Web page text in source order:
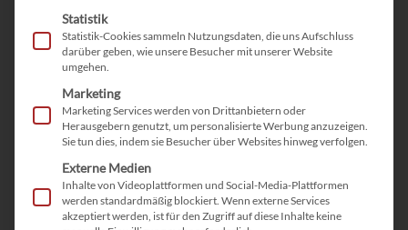
von Stellenanzeigen, während kostenfreie Portale
sowohl Unternehmen als auch Arbeitssuchenden die
Nutzung ohne Gebühren ermöglichen. Freemium-
Modelle bieten eine Mischung aus beiden, bei denen
grundlegende Dienste kostenlos sind, während
Zusatzleistungen kostenpflichtig sind.
Produkte und Dienstleistungen für Unternehmen
Die Hauptdienstleistung von Job-Portalen ist das Schalten
Statistik
Statistik-Cookies sammeln Nutzungsdaten, die uns Aufschluss
darüber geben, wie unsere Besucher mit unserer Website
umgehen.
Marketing
Marketing Services werden von Drittanbietern oder
Herausgebern genutzt, um personalisierte Werbung anzuzeigen.
Sie tun dies, indem sie Besucher über Websites hinweg verfolgen.
Externe Medien
Inhalte von Videoplattformen und Social-Media-Plattformen
werden standardmäßig blockiert. Wenn externe Services
akzeptiert werden, ist für den Zugriff auf diese Inhalte keine